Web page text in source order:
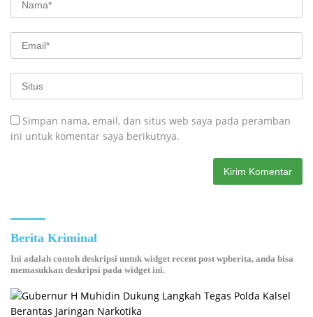
Simpan nama, email, dan situs web saya pada peramban
ini untuk komentar saya berikutnya.
Berita Kriminal
Ini adalah contoh deskripsi untuk widget recent post wpberita, anda bisa
memasukkan deskripsi pada widget ini.